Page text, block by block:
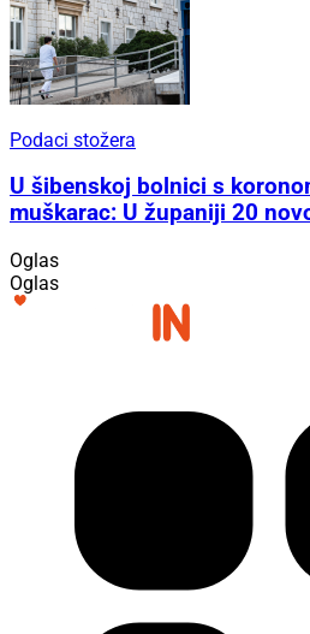
Podaci stožera
U šibenskoj bolnici s
muškarac: U županiji 20
Oglas
Oglas